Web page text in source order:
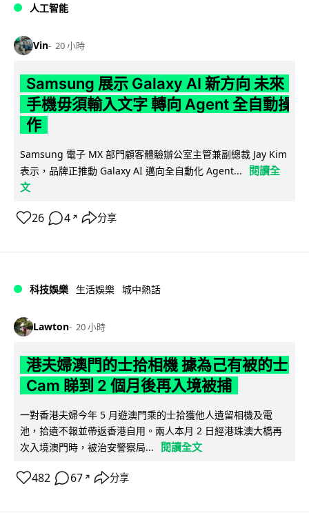
人工智能
Vin 20 小時
Samsung 展示 Galaxy AI 新方向 未來
手機毋須輸入文字 轉向 Agent 全自動操
作
Samsung 電子 MX 部門顧客體驗辦公室主管兼副總裁 Jay Kim
表示，品牌正推動 Galaxy AI 邁向全自動化 Agent...
閱讀全
文
26 4 ↗ 分享
科技娛樂 生活娛樂 城中熱話
Lawton 20 小時
港夫婦澳門的士拾相機 據為己有被的士
Cam 睇到 2 個月後再入境被捕
一對香港夫婦今年 5 月遊澳門乘的士拾獲他人遺留相機及電
池，拾遺不報並帶返香港自用。兩人本月 2 日經港珠澳大橋再
次入境澳門時，被治安警察局...
閱讀全文
482 67 ↗ 分享